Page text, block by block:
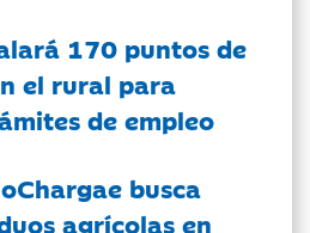
170 puntos de
el rural para
de empleo
busca
agrícolas en